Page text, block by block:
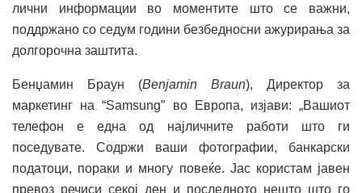
лични информации во моментите што се важни,
поддржано со седум години безбедносни ажурирања за
долгорочна заштита.
Бенџамин Браун (Benjamin Braun), Директор за
маркетинг на “Samsung” во Европа, изјави: „Вашиот
телефон е една од најличните работи што ги
поседувате. Содржи ваши фотографии, банкарски
податоци, пораки и многу повеќе. Јас користам јавен
превоз речиси секој ден и последното нешто што го